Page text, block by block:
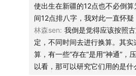
使出生在新疆的12点也不必倒
间12点排八字，我对此一直怀疑
林森sen: 我倒是觉得应该按照
定，不同时间去进行换算。其
算，有一些“存在”是用“神通”，
以看，那可以研究它们用的是什